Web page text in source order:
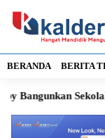
BERANDA BERITA
Sekolah